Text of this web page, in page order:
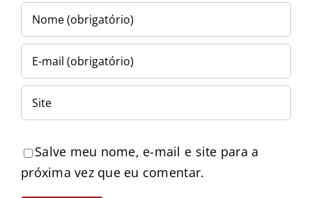
Salve meu nome, e-mail e site para a
próxima vez que eu comentar.